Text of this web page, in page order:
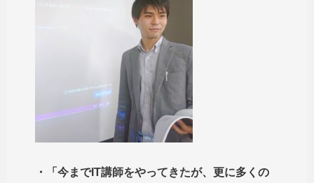
・「今までIT講師をやってきたが、更に多くの